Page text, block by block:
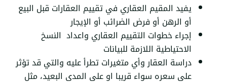
يفيد المقيم العقاري في تقييم العقارات قبل البيع
أو الرهن أو فرض الضرائب أو الإيجار
إجراء خطوات التقييم العقاري واعداد النسخ
الاحتياطية اللازمة للبيانات
دراسة العقار وأي متغيرات تطرأ عليه والتي قد تؤثر
على سعره سواء قريبا او على المدى البعيد، مثل